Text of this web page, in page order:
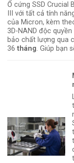
Ổ cứng SSD Crucial
III với tất cả tính
của Micron, kèm
3D-NAND độc
bảo chất lượng qua
36 tháng. Giúp bạn